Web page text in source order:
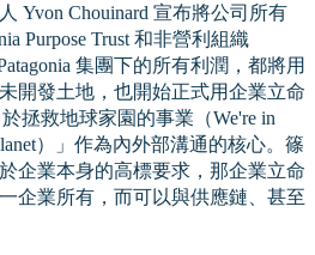
Yvon Chouinard 宣布將公司所有
Purpose Trust 和非營利組織
集團下的所有利潤，都將用
開發土地，也開始正式用企業立命
於拯救地球家園的事業（We're in
）」作為內外部溝通的核心。篠
企業本身的高標要求，那企業立命
企業所有，而可以與供應鏈、甚至